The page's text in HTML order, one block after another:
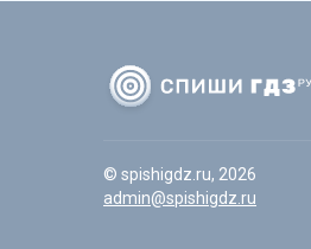
© spishigdz.ru, 2026
admin@spishigdz.ru